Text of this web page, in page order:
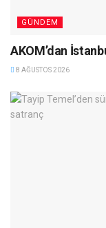
GÜNDEM
AKOM’dan
8 AĞUSTOS 2026